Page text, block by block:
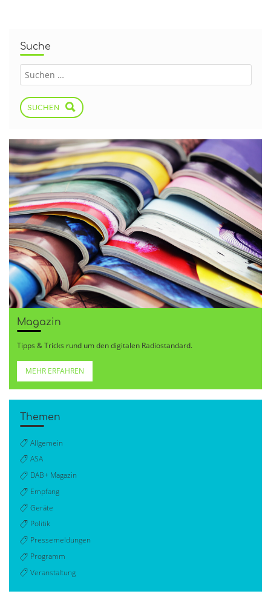
Suche
SUCHEN
Magazin
Tipps & Tricks rund um den digitalen Radiostandard.
MEHR ERFAHREN
Themen
Allgemein
ASA
DAB+ Magazin
Empfang
Geräte
Politik
Pressemeldungen
Programm
Veranstaltung